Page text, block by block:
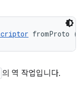
fromProto
의 역 작업입니다.